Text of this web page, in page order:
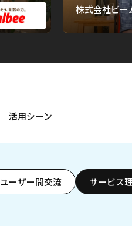
株式会社ビー
活用シーン
ユーザー間交流 サービス